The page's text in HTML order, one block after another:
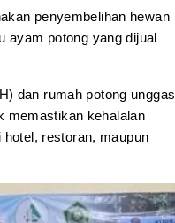
penyembelihan hewan
ayam potong yang dijual
dan rumah potong unggas
memastikan kehalalan
restoran, maupun